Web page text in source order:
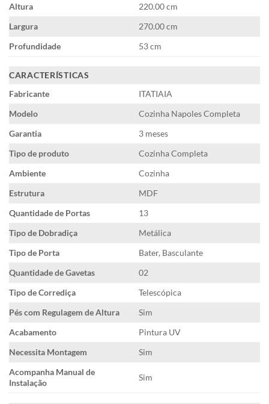
Altura
220.00 cm
Largura
270.00 cm
Profundidade
53 cm
CARACTERÍSTICAS
Fabricante
ITATIAIA
Modelo
Cozinha Napoles Completa
Garantia
3 meses
Tipo de produto
Cozinha Completa
Ambiente
Cozinha
Estrutura
MDF
Quantidade de Portas
13
Tipo de Dobradiça
Metálica
Tipo de Porta
Bater, Basculante
Quantidade de Gavetas
02
Tipo de Corrediça
Telescópica
Pés com Regulagem de Altura
Sim
Acabamento
Pintura UV
Necessita Montagem
Sim
Acompanha Manual de
Instalação
Sim